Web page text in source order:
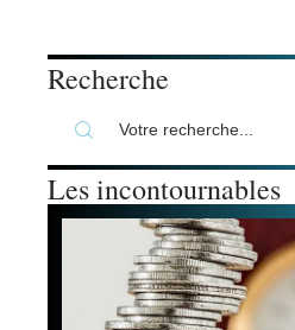
Recherche
Les incontournables